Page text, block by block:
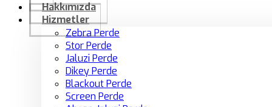
Hakkımızda
Hizmetler
Zebra Perde
Stor Perde
Jaluzi Perde
Dikey Perde
Blackout Perde
Screen Perde